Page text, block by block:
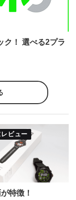
ク！ 選べる2プラ
ビュー
特徴！